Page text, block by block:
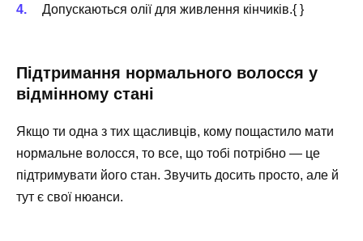
Допускаються олії для живлення кінчиків.{ }
Підтримання нормального волосся у
відмінному стані
Якщо ти одна з тих щасливців, кому пощастило мати
нормальне волосся, то все, що тобі потрібно — це
підтримувати його стан. Звучить досить просто, але й
тут є свої нюанси.